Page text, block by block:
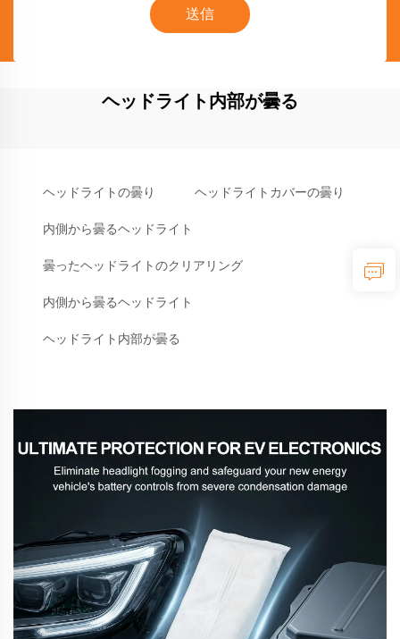
送信
ヘッドライト内部が曇る
ヘッドライトの曇り ヘッドライトカバーの曇り
内側から曇るヘッドライト
曇ったヘッドライトのクリアリング
内側から曇るヘッドライト
ヘッドライト内部が曇る